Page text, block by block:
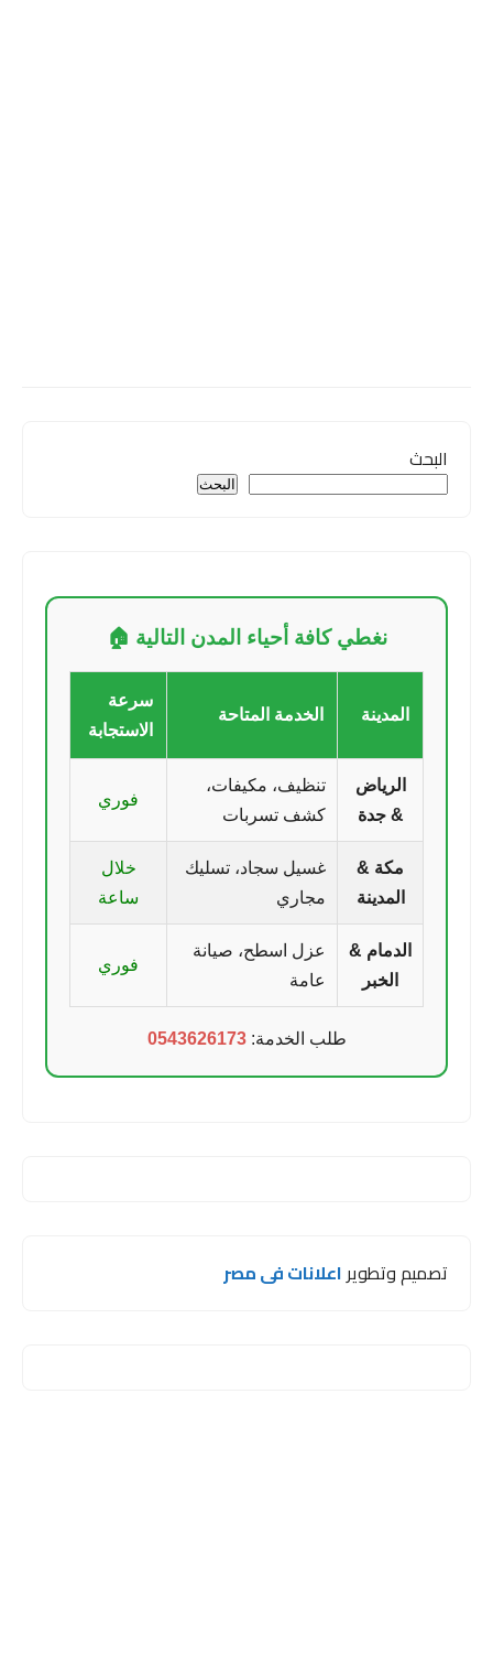
البحث
البحث
نغطي كافة أحياء المدن التالية 🏠
المدينة الخدمة المتاحة
سرعة
الاستجابة
الرياض
& جدة
تنظيف، مكيفات،
كشف تسربات
فوري
مكة &
المدينة
غسيل سجاد، تسليك
مجاري
خلال
ساعة
الدمام &
الخبر
عزل اسطح، صيانة
عامة
فوري
طلب الخدمة:0543626173
تصميم وتطويراعلانات فى مصر